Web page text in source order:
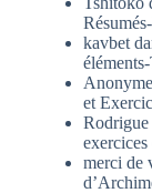
kavbet
Anonyme
et
merci de